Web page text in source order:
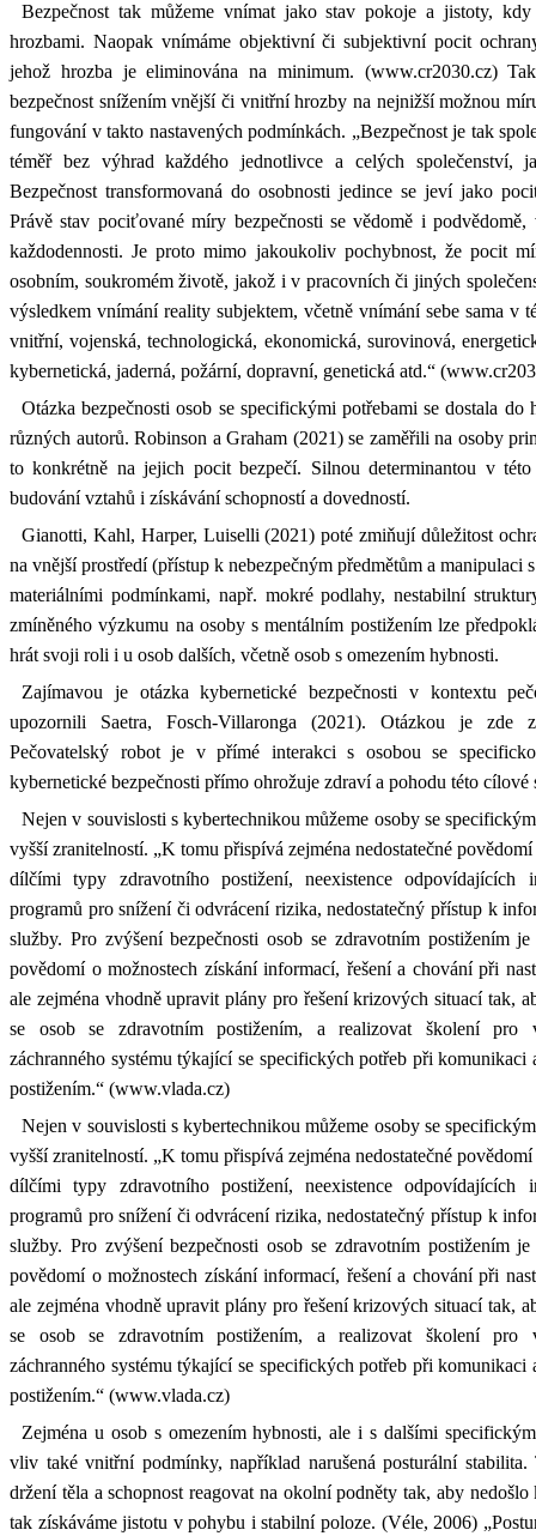
Bezpečnost tak můžeme vnímat jako stav pokoje a jistoty,
hrozbami. Naopak vnímáme objektivní či subjektivní pocit
jehož hrozba je eliminována na minimum. (www.cr2030.cz)
bezpečnost snížením vnější či vnitřní hrozby na nejnižší možnou
fungování v takto nastavených podmínkách. „Bezpečnost je tak
téměř bez výhrad každého jednotlivce a celých společenství,
Bezpečnost transformovaná do osobnosti jedince se jeví jako
Právě stav pociťované míry bezpečnosti se vědomě i
každodennosti. Je proto mimo jakoukoliv pochybnost, že pocit
osobním, soukromém životě, jakož i v pracovních či jiných
výsledkem vnímání reality subjektem, včetně vnímání sebe sama v
vnitřní, vojenská, technologická, ekonomická, surovinová,
kybernetická, jaderná, požární, dopravní, genetická atd.“
Otázka bezpečnosti osob se specifickými potřebami se dostala
různých autorů. Robinson a Graham (2021) se zaměřili na osoby
to konkrétně na jejich pocit bezpečí. Silnou determinantou v
budování vztahů i získávání schopností a dovedností.
Gianotti, Kahl, Harper, Luiselli (2021) poté zmiňují důležitost
na vnější prostředí (přístup k nebezpečným předmětům a manipulaci
materiálními podmínkami, např. mokré podlahy, nestabilní
zmíněného výzkumu na osoby s mentálním postižením lze
hrát svoji roli i u osob dalších, včetně osob s omezením hybnosti.
Zajímavou je otázka kybernetické bezpečnosti v kontextu
upozornili Saetra, Fosch-Villaronga (2021). Otázkou je zde
Pečovatelský robot je v přímé interakci s osobou se
kybernetické bezpečnosti přímo ohrožuje zdraví a pohodu této cílové
Nejen v souvislosti s kybertechnikou můžeme osoby se
vyšší zranitelností. „K tomu přispívá zejména nedostatečné
dílčími typy zdravotního postižení, neexistence
programů pro snížení či odvrácení rizika, nedostatečný přístup k
služby. Pro zvýšení bezpečnosti osob se zdravotním postižením
povědomí o možnostech získání informací, řešení a chování při
ale zejména vhodně upravit plány pro řešení krizových situací tak,
se osob se zdravotním postižením, a realizovat školení pro
záchranného systému týkající se specifických potřeb při komunikaci
postižením.“ (www.vlada.cz)
Nejen v souvislosti s kybertechnikou můžeme osoby se
vyšší zranitelností. „K tomu přispívá zejména nedostatečné
dílčími typy zdravotního postižení, neexistence
programů pro snížení či odvrácení rizika, nedostatečný přístup k
služby. Pro zvýšení bezpečnosti osob se zdravotním postižením
povědomí o možnostech získání informací, řešení a chování při
ale zejména vhodně upravit plány pro řešení krizových situací tak,
se osob se zdravotním postižením, a realizovat školení pro
záchranného systému týkající se specifických potřeb při komunikaci
postižením.“ (www.vlada.cz)
Zejména u osob s omezením hybnosti, ale i s dalšími
vliv také vnitřní podmínky, například narušená posturální
držení těla a schopnost reagovat na okolní podněty tak, aby
tak získáváme jistotu v pohybu i stabilní poloze. (Véle, 2006)